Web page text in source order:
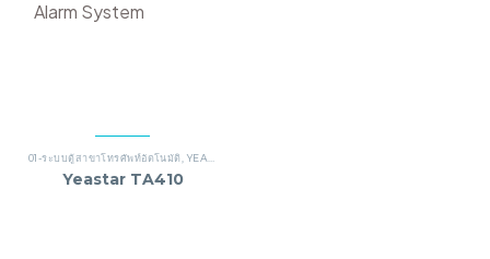
Alarm System
01-ระบบตู้สาขาโทรศัพท์อัตโนมัติ YEASTAR
Yeastar TA410